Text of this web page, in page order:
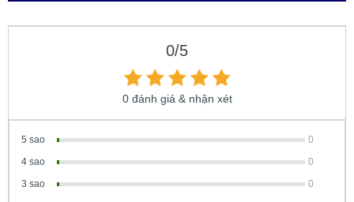
0/5
0 đánh giá & nhận xét
5 sao
0
4 sao
0
3 sao
0